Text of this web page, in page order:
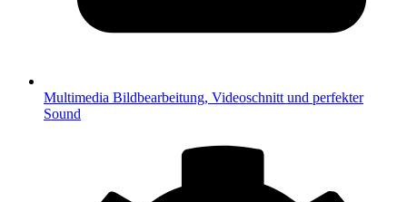
Multimedia Bildbearbeitung, Videoschnitt und perfekter
Sound